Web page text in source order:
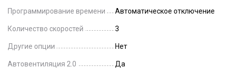
Программирование времени Автоматическое отключение
Количество скоростей 3
Другие опции Нет
Автовентиляция 2.0 Да